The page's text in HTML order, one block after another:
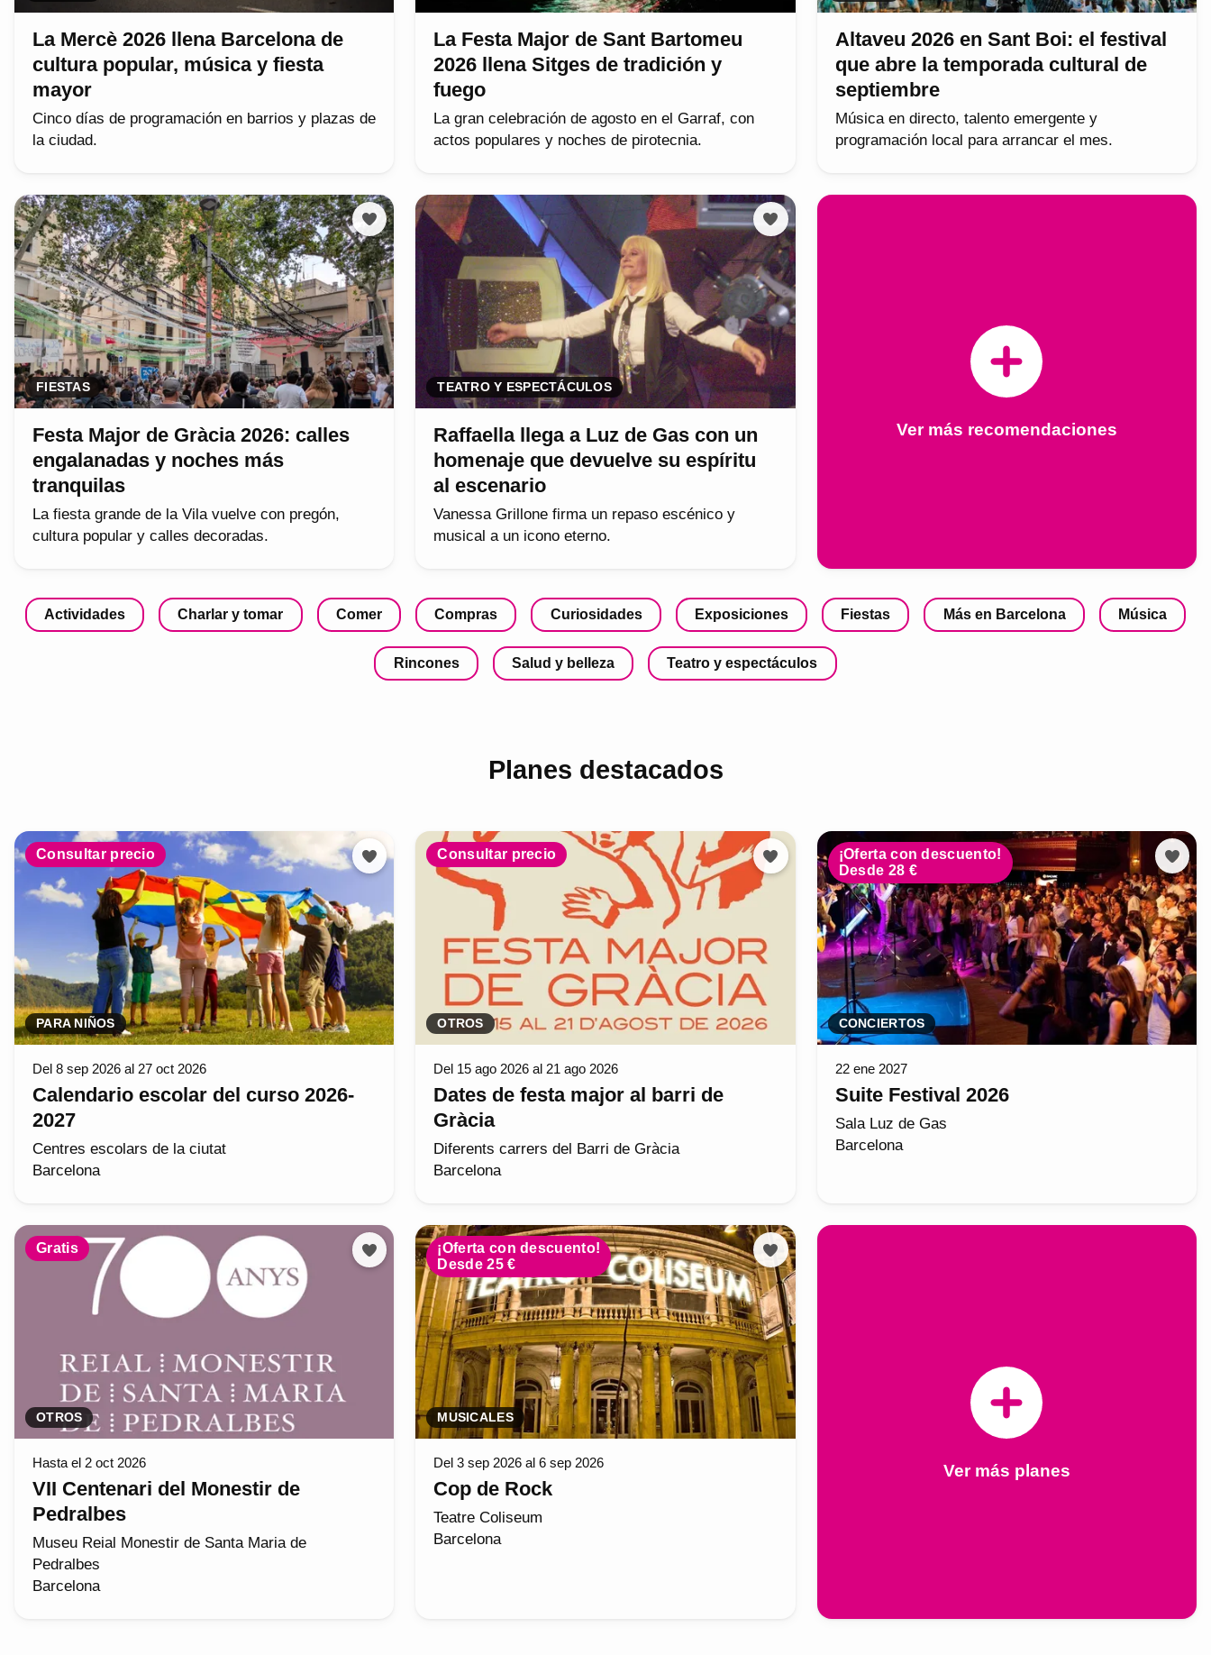
La Mercè 2026 llena Barcelona de
cultura popular, música y fiesta
mayor
Cinco días de programación en barrios y plazas de
la ciudad.
La Festa Major de Sant Bartomeu
2026 llena Sitges de tradición y
fuego
La gran celebración de agosto en el Garraf, con
actos populares y noches de pirotecnia.
Altaveu 2026 en Sant Boi: el festival
que abre la temporada cultural de
septiembre
Música en directo, talento emergente y
programación local para arrancar el mes.
FIESTAS
Festa Major de Gràcia 2026: calles
engalanadas y noches más
tranquilas
La fiesta grande de la Vila vuelve con pregón,
cultura popular y calles decoradas.
TEATRO Y ESPECTÁCULOS
Raffaella llega a Luz de Gas con un
homenaje que devuelve su espíritu
al escenario
Vanessa Grillone firma un repaso escénico y
musical a un icono eterno.
Ver más recomendaciones
Actividades Charlar y tomar Comer Compras Curiosidades Exposiciones Fiestas Más en Barcelona Música
Rincones Salud y belleza Teatro y espectáculos
Planes destacados
Consultar precio
PARA NIÑOS
Del 8 sep 2026 al 27 oct 2026
Calendario escolar del curso 2026-
2027
Centres escolars de la ciutat
Barcelona
Consultar precio
OTROS
Del 15 ago 2026 al 21 ago 2026
Dates de festa major al barri de
Gràcia
Diferents carrers del Barri de Gràcia
Barcelona
¡Oferta con descuento!
Desde 28 €
CONCIERTOS
22 ene 2027
Suite Festival 2026
Sala Luz de Gas
Barcelona
Gratis
OTROS
Hasta el 2 oct 2026
VII Centenari del Monestir de
Pedralbes
Museu Reial Monestir de Santa Maria de
Pedralbes
Barcelona
¡Oferta con descuento!
Desde 25 €
MUSICALES
Del 3 sep 2026 al 6 sep 2026
Cop de Rock
Teatre Coliseum
Barcelona
Ver más planes